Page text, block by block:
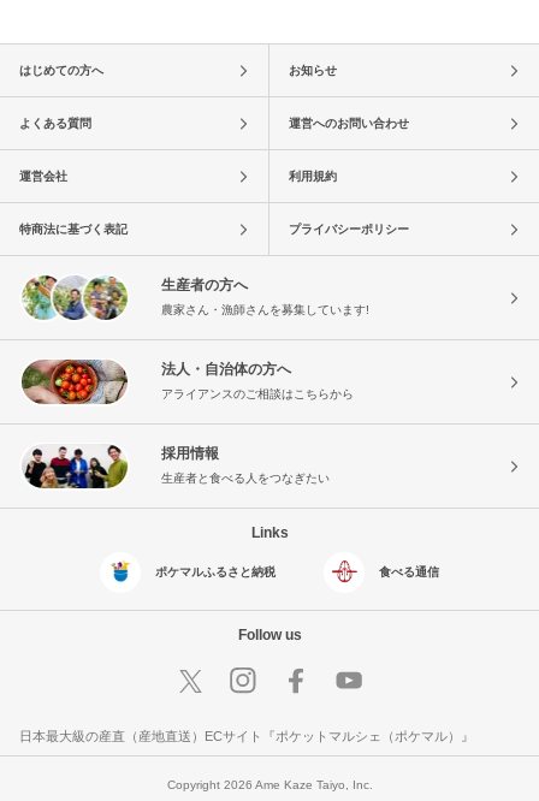
はじめての方へ お知らせ
よくある質問 運営へのお問い合わせ
運営会社 利用規約
特商法に基づく表記 プライバシーポリシー
生産者の方へ
農家さん・漁師さんを募集しています!
法人・自治体の方へ
アライアンスのご相談はこちらから
採用情報
生産者と食べる人をつなぎたい
Links
ポケマルふるさと納税 食べる通信
Follow us
日本最大級の産直（産地直送）ECサイト『ポケットマルシェ（ポケマル）』
Copyright 2026 Ame Kaze Taiyo, Inc.